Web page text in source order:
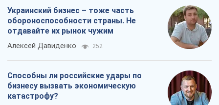
Украинский бизнес – тоже часть
обороноспособности страны. Не
отдавайте их рынок чужим
Алексей Давиденко 252
Способны ли российские удары по
бизнесу вызвать экономическую
катастрофу?